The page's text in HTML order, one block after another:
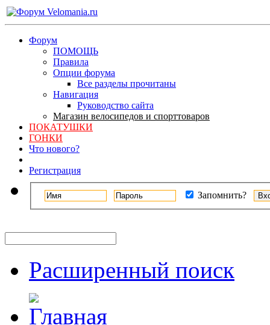
Форум
ПОМОЩЬ
Правила
Опции форума
Все разделы прочитаны
Навигация
Руководство сайта
Магазин велосипедов и спорттоваров
ПОКАТУШКИ
ГОНКИ
Что нового?
Регистрация
Запомнить?
Расширенный поиск